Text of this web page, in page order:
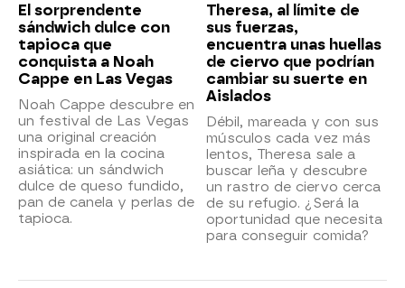
El sorprendente
sándwich dulce con
tapioca que
conquista a Noah
Cappe en Las Vegas
Noah Cappe descubre en
un festival de Las Vegas
una original creación
inspirada en la cocina
asiática: un sándwich
dulce de queso fundido,
pan de canela y perlas de
tapioca.
Theresa, al límite de
sus fuerzas,
encuentra unas huellas
de ciervo que podrían
cambiar su suerte en
Aislados
Débil, mareada y con sus
músculos cada vez más
lentos, Theresa sale a
buscar leña y descubre
un rastro de ciervo cerca
de su refugio. ¿Será la
oportunidad que necesita
para conseguir comida?